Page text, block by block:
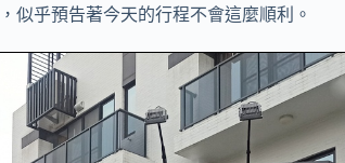
似乎預告著今天的行程不會這麼順利。